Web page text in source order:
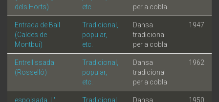
dels Horts)
etc.
per a cobla
Entrada de Ball
(Caldes de
Montbui)
Tradicional,
popular,
etc.
Dansa
tradicional
per a cobla
1947
Entrellissada
(Rosselló)
Tradicional,
popular,
etc.
Dansa
tradicional
per a cobla
1962
espolsada, L'
Tradicional,
Dansa
1950